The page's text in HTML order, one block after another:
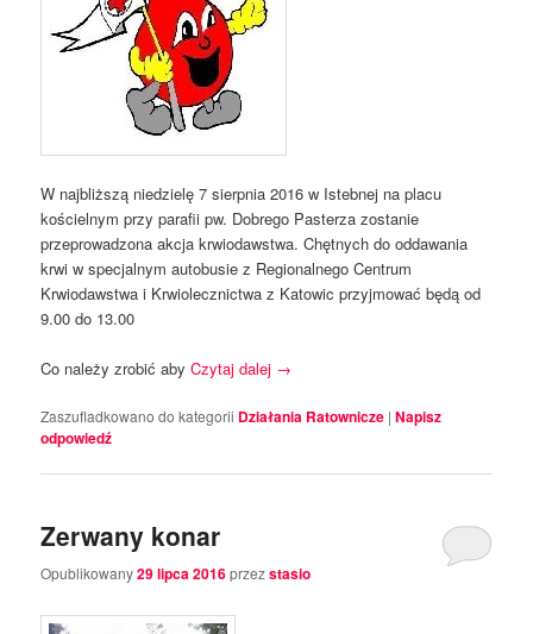
W najbliższą niedzielę 7 sierpnia 2016 w Istebnej na placu
kościelnym przy parafii pw. Dobrego Pasterza zostanie
przeprowadzona akcja krwiodawstwa. Chętnych do oddawania
krwi w specjalnym autobusie z Regionalnego Centrum
Krwiodawstwa i Krwiolecznictwa z Katowic przyjmować będą od
9.00 do 13.00
Co należy zrobić abyCzytaj dalej →
Zaszufladkowano do kategorii Działania Ratownicze | Napisz
odpowiedź
Zerwany konar
Opublikowany29 lipca 2016przezstasio